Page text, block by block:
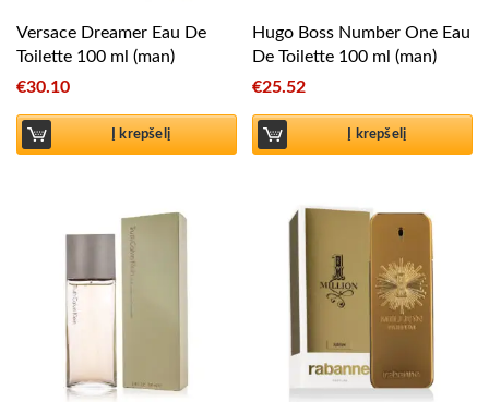
Versace Dreamer Eau De
Toilette 100 ml (man)
€30.10
Į krepšelį
Hugo Boss Number One Eau
De Toilette 100 ml (man)
€25.52
Į krepšelį